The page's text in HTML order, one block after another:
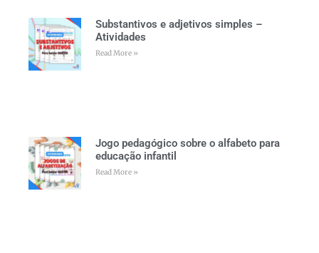
Substantivos e adjetivos simples –
Atividades
Read More »
Jogo pedagógico sobre o alfabeto para
educação infantil
Read More »